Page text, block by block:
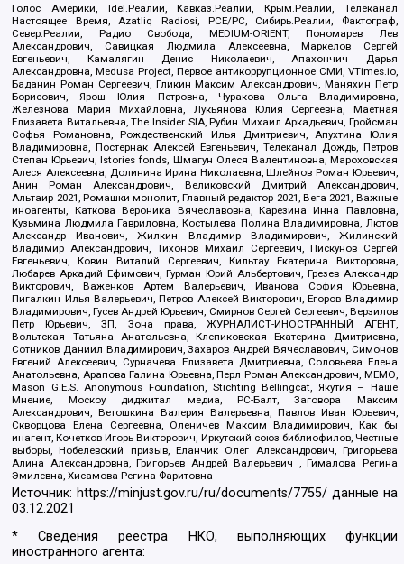
Голос Америки, Idel.Реалии, Кавказ.Реалии, Крым.Реалии, Телеканал
Настоящее Время, Azatliq Radiosi, PCE/PC, Сибирь.Реалии, Фактограф,
Север.Реалии, Радио Свобода, MEDIUM-ORIENT, Пономарев Лев
Александрович, Савицкая Людмила Алексеевна, Маркелов Сергей
Евгеньевич, Камалягин Денис Николаевич, Апахончич Дарья
Александровна, Medusa Project, Первое антикоррупционное СМИ, VTimes.io,
Баданин Роман Сергеевич, Гликин Максим Александрович, Маняхин Петр
Борисович, Ярош Юлия Петровна, Чуракова Ольга Владимировна,
Железнова Мария Михайловна, Лукьянова Юлия Сергеевна, Маетная
Елизавета Витальевна, The Insider SIA, Рубин Михаил Аркадьевич, Гройсман
Софья Романовна, Рождественский Илья Дмитриевич, Апухтина Юлия
Владимировна, Постернак Алексей Евгеньевич, Телеканал Дождь, Петров
Степан Юрьевич, Istories fonds, Шмагун Олеся Валентиновна, Мароховская
Алеся Алексеевна, Долинина Ирина Николаевна, Шлейнов Роман Юрьевич,
Анин Роман Александрович, Великовский Дмитрий Александрович,
Альтаир 2021, Ромашки монолит, Главный редактор 2021, Вега 2021, Важные
иноагенты, Каткова Вероника Вячеславовна, Карезина Инна Павловна,
Кузьмина Людмила Гавриловна, Костылева Полина Владимировна, Лютов
Александр Иванович, Жилкин Владимир Владимирович, Жилинский
Владимир Александрович, Тихонов Михаил Сергеевич, Пискунов Сергей
Евгеньевич, Ковин Виталий Сергеевич, Кильтау Екатерина Викторовна,
Любарев Аркадий Ефимович, Гурман Юрий Альбертович, Грезев Александр
Викторович, Важенков Артем Валерьевич, Иванова София Юрьевна,
Пигалкин Илья Валерьевич, Петров Алексей Викторович, Егоров Владимир
Владимирович, Гусев Андрей Юрьевич, Смирнов Сергей Сергеевич, Верзилов
Петр Юрьевич, ЗП, Зона права, ЖУРНАЛИСТ-ИНОСТРАННЫЙ АГЕНТ,
Вольтская Татьяна Анатольевна, Клепиковская Екатерина Дмитриевна,
Сотников Даниил Владимирович, Захаров Андрей Вячеславович, Симонов
Евгений Алексеевич, Сурначева Елизавета Дмитриевна, Соловьева Елена
Анатольевна, Арапова Галина Юрьевна, Перл Роман Александрович, МЕМО,
Mason G.E.S. Anonymous Foundation, Stichting Bellingcat, Якутия – Наше
Мнение, Москоу диджитал медиа, РС-Балт, Заговора Максим
Александрович, Ветошкина Валерия Валерьевна, Павлов Иван Юрьевич,
Скворцова Елена Сергеевна, Оленичев Максим Владимирович, Как бы
инагент, Кочетков Игорь Викторович, Иркутский союз библиофилов, Честные
выборы, Нобелевский призыв, Еланчик Олег Александрович, Григорьева
Алина Александровна, Григорьев Андрей Валерьевич , Гималова Регина
Эмилевна, Хисамова Регина Фаритовна
Источник: https://minjust.gov.ru/ru/documents/7755/ данные на
03.12.2021
* Сведения реестра НКО, выполняющих функции
иностранного агента: